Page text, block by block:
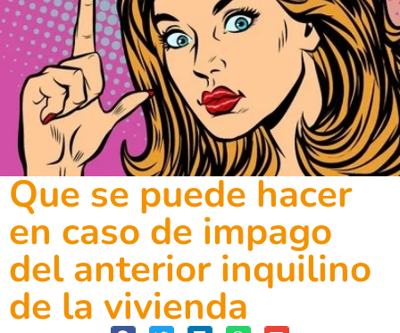
Que se puede hacer
en caso de impago
del anterior inquilino
de la vivienda